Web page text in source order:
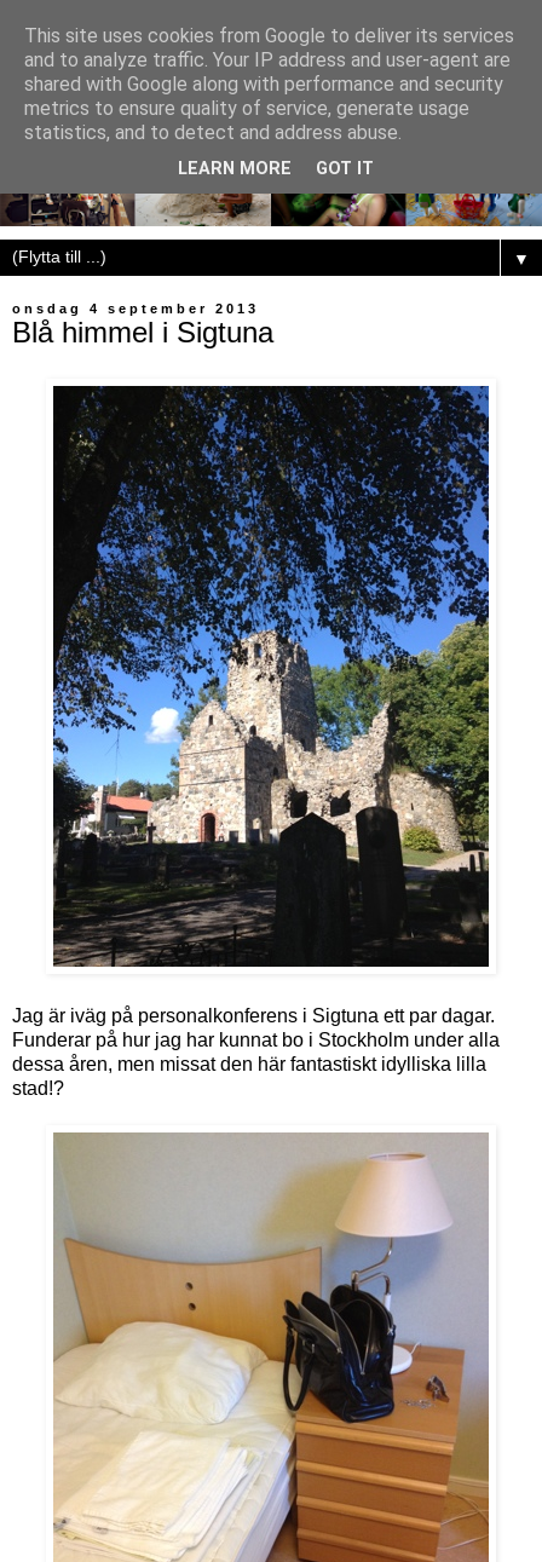
▼
onsdag 4 september 2013
Blå himmel i Sigtuna
Jag är iväg på personalkonferens i Sigtuna ett par dagar.
Funderar på hur jag har kunnat bo i Stockholm under alla
dessa åren, men missat den här fantastiskt idylliska lilla
stad!?
This site uses cookies from Google to deliver its services
and to analyze traffic. Your IP address and user-agent are
shared with Google along with performance and security
metrics to ensure quality of service, generate usage
statistics, and to detect and address abuse.
LEARN MORE GOT IT